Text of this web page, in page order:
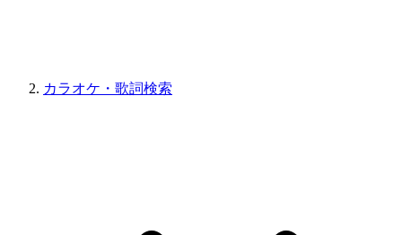
カラオケ・歌詞検索